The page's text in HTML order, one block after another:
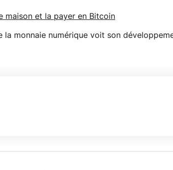
maison et la payer en Bitcoin
la monnaie numérique voit son